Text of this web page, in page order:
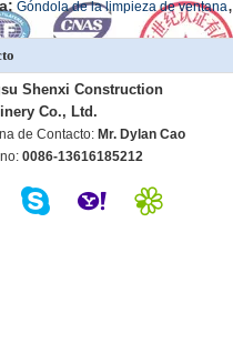
Góndola de la limpieza de ventana,
Shenxi Construction
Co., Ltd.
de Contacto: Mr. Dylan Cao
0086-13616185212